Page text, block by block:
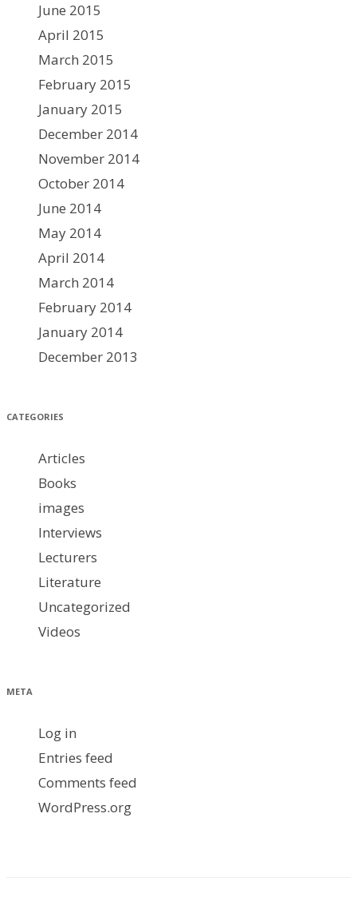
June 2015
April 2015
March 2015
February 2015
January 2015
December 2014
November 2014
October 2014
June 2014
May 2014
April 2014
March 2014
February 2014
January 2014
December 2013
CATEGORIES
Articles
Books
images
Interviews
Lecturers
Literature
Uncategorized
Videos
META
Log in
Entries feed
Comments feed
WordPress.org